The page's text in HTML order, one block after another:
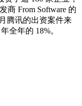
商 From Software 的
腾讯的出资案件来
全年的 18%。